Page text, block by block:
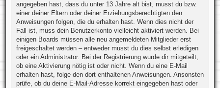
angegeben hast, dass du unter 13 Jahre alt bist, musst du bzw.
einer deiner Eltern oder deiner Erziehungsberechtigten den
Anweisungen folgen, die du erhalten hast. Wenn dies nicht der
Fall ist, muss dein Benutzerkonto vielleicht aktiviert werden. Bei
einigen Boards müssen alle neu angemeldeten Mitglieder erst
freigeschaltet werden – entweder musst du dies selbst erledigen
oder ein Administrator. Bei der Registrierung wurde dir mitgeteilt,
ob eine Aktivierung nötig ist oder nicht. Wenn du eine E-Mail
erhalten hast, folge den dort enthaltenen Anweisungen. Ansonsten
prüfe, ob du deine E-Mail-Adresse korrekt eingegeben hast oder